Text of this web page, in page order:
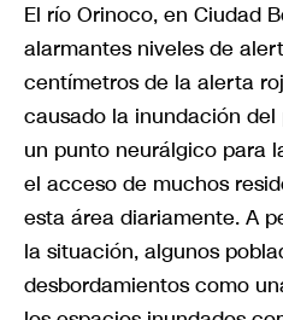
El río Orinoco, en Ciudad
alarmantes niveles de
centímetros de la alerta
causado la inundación
un punto neurálgico para
el acceso de muchos
esta área diariamente. A
la situación, algunos
desbordamientos como